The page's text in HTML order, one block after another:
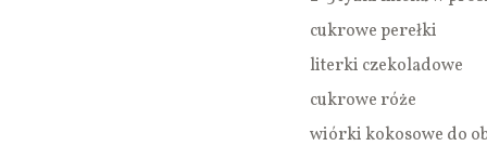
cukrowe perełki
literki czekoladowe
cukrowe róże
wiórki kokosowe do